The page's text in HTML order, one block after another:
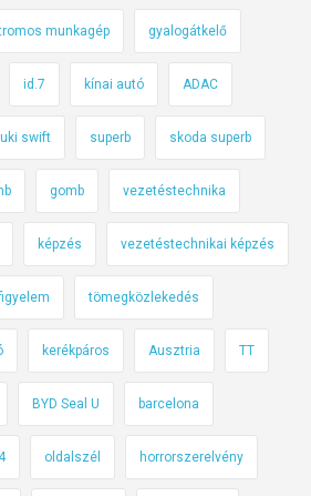
munkagép gyalogátkelő
id.7 kínai autó ADAC
swift superb skoda superb
gomb vezetéstechnika
képzés vezetéstechnikai képzés
tömegközlekedés
kerékpáros Ausztria TT
BYD Seal U barcelona
oldalszél horrorszerelvény